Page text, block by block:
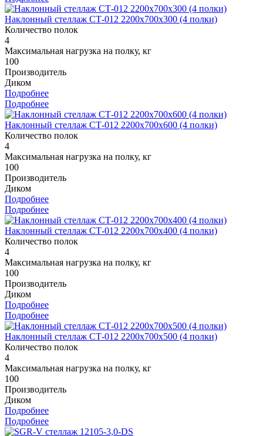
Наклонный стеллаж СТ-012 2200x700x300 (4 полки)
Количество полок
4
Максимальная нагрузка на полку, кг
100
Производитель
Диком
Подробнее
Подробнее
Наклонный стеллаж СТ-012 2200x700x600 (4 полки)
Количество полок
4
Максимальная нагрузка на полку, кг
100
Производитель
Диком
Подробнее
Подробнее
Наклонный стеллаж СТ-012 2200x700x400 (4 полки)
Количество полок
4
Максимальная нагрузка на полку, кг
100
Производитель
Диком
Подробнее
Подробнее
Наклонный стеллаж СТ-012 2200x700x500 (4 полки)
Количество полок
4
Максимальная нагрузка на полку, кг
100
Производитель
Диком
Подробнее
Подробнее